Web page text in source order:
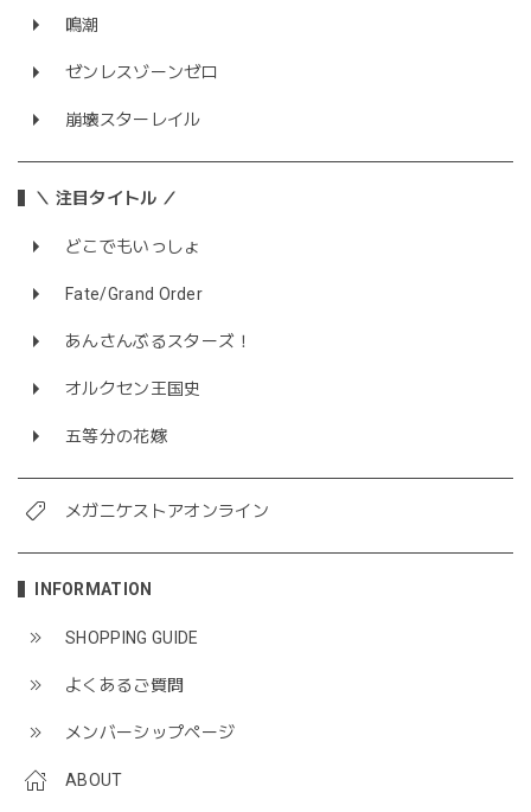
鳴潮
ゼンレスゾーンゼロ
崩壊スターレイル
＼ 注目タイトル ／
どこでもいっしょ
Fate/Grand Order
あんさんぶるスターズ！
オルクセン王国史
五等分の花嫁
メガニケストアオンライン
INFORMATION
SHOPPING GUIDE
よくあるご質問
メンバーシップページ
ABOUT